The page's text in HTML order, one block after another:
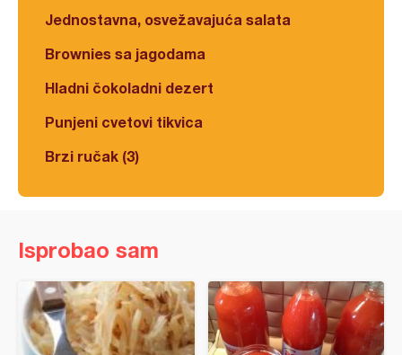
Jednostavna, osvežavajuća salata
Brownies sa jagodama
Hladni čokoladni dezert
Punjeni cvetovi tikvica
Brzi ručak (3)
Isprobao sam